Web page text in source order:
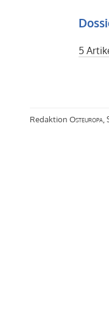
5
Redaktion Osteuropa